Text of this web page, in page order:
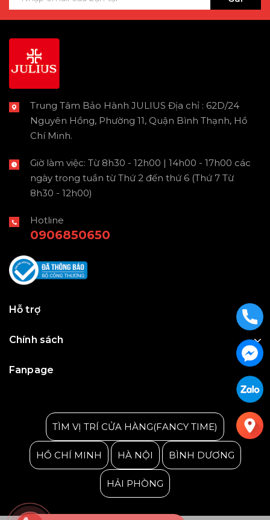
Trung Tâm Bảo Hành JULIUS Địa chỉ : 62D/24
Nguyên Hồng, Phường 11, Quận Bình Thạnh, Hồ
Chí Minh.
Giờ làm việc: Từ 8h30 - 12h00 | 14h00 - 17h00 các
ngày trong tuần từ Thứ 2 đến thứ 6 (Thứ 7 Từ
8h30 - 12h00)
Hotline
0906850650
Hỗ trợ
Chính sách
Fanpage
TÌM VỊ TRÍ CỬA HÀNG(FANCY TIME)
HỒ CHÍ MINH HÀ NỘI BÌNH DƯƠNG
HẢI PHÒNG